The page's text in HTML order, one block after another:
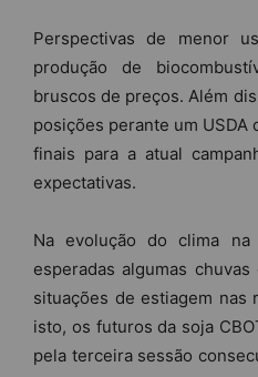
Perspectivas de menor
produção de
bruscos de preços. Além
posições perante um USDA
finais para a atual
expectativas.
Na evolução do clima
esperadas algumas
situações de estiagem nas
isto, os futuros da soja
pela terceira sessão